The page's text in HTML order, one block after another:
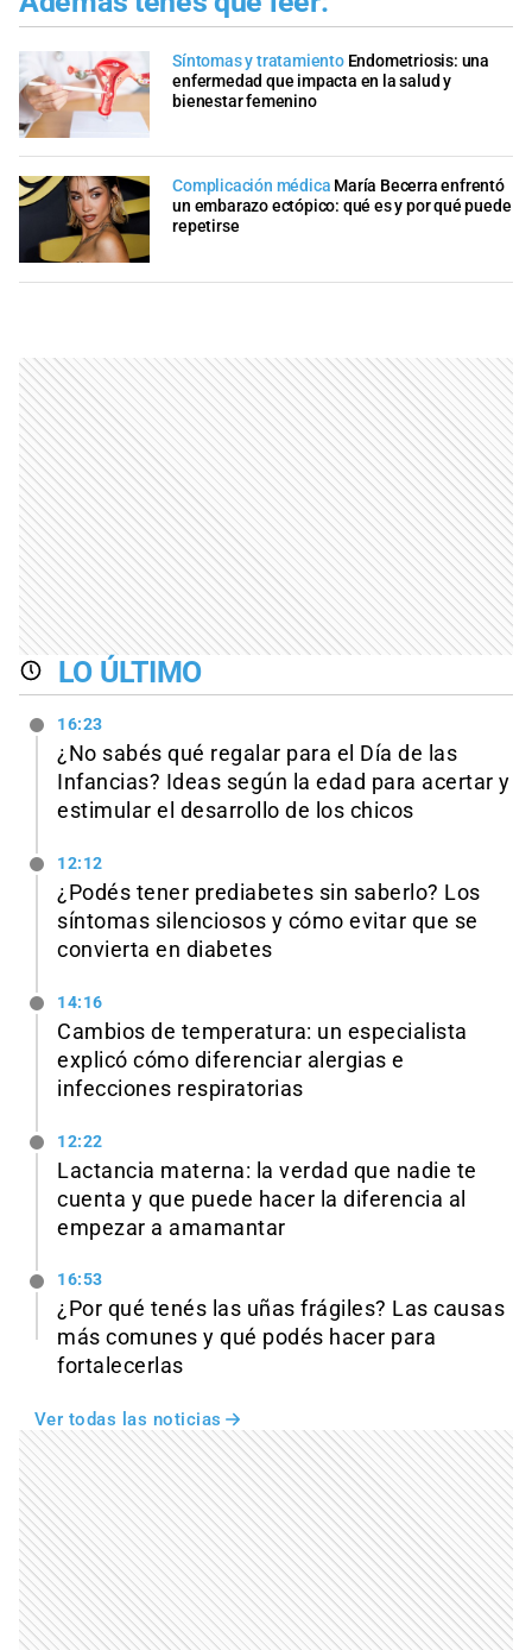
Síntomas y tratamiento Endometriosis: una
enfermedad que impacta en la salud y
bienestar femenino
Complicación médica María Becerra enfrentó
un embarazo ectópico: qué es y por qué puede
repetirse
LO ÚLTIMO
16:23
¿No sabés qué regalar para el Día de las
Infancias? Ideas según la edad para acertar y
estimular el desarrollo de los chicos
12:12
¿Podés tener prediabetes sin saberlo? Los
síntomas silenciosos y cómo evitar que se
convierta en diabetes
14:16
Cambios de temperatura: un especialista
explicó cómo diferenciar alergias e
infecciones respiratorias
12:22
Lactancia materna: la verdad que nadie te
cuenta y que puede hacer la diferencia al
empezar a amamantar
16:53
¿Por qué tenés las uñas frágiles? Las causas
más comunes y qué podés hacer para
fortalecerlas
Ver todas las noticias